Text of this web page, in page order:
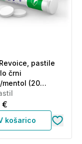
pastile
črni
mentol (20
€
košarico